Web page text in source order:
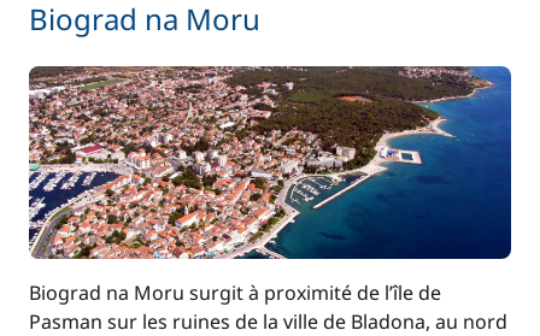
Biograd na Moru
Biograd na Moru surgit à proximité de l’île de
Pasman sur les ruines de la ville de Bladona, au nord